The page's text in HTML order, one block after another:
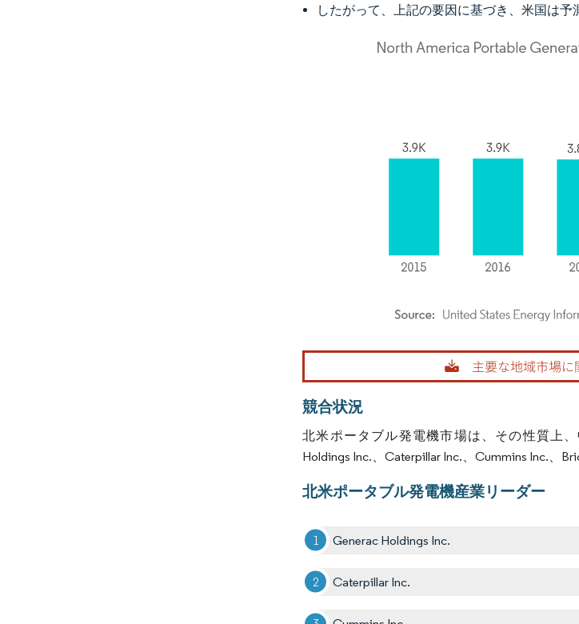
したがって、上記の要因に基づき、米国は
画像 © Mordor Intelligence。再利用にはCC BY 4.0の表示が必要
競合状況
北米ポータブル発電機市場は、その性質上
Holdings Inc.、Caterpillar Inc.、Cummins Inc.、
北米ポータブル発電機産業リーダー
Generac Holdings Inc.
Caterpillar Inc.